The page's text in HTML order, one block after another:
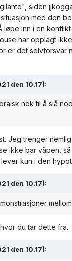
siden
med den
inn i en
har opplagt
er det selvforsvar
den 10.17):
nok til å slå
Jeg trenger
ikke bar våpen,
kun i den
den 10.17):
du tar dette fra.
den 10.17):